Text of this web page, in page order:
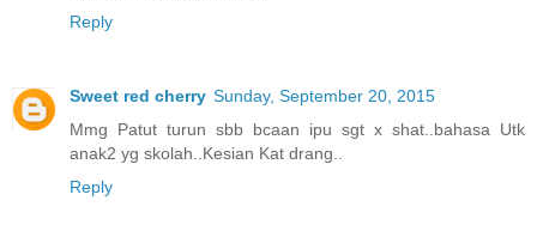
Reply
Sweet red cherry Sunday, September 20, 2015
Mmg Patut turun sbb bcaan ipu sgt x shat..bahasa Utk
anak2 yg skolah..Kesian Kat drang..
Reply